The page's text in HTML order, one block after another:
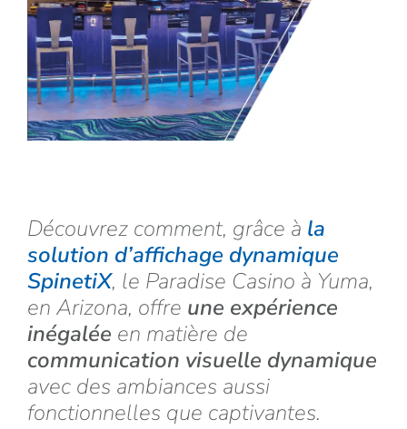
Découvrez comment, grâce à la
solution d’affichage dynamique
SpinetiX, le Paradise Casino à Yuma,
en Arizona, offre une expérience
inégalée en matière de
communication visuelle dynamique
avec des ambiances aussi
fonctionnelles que captivantes.